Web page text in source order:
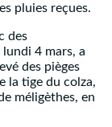
pluies reçues.
des
4 mars, a
des pièges
la tige du colza,
méligèthes, en